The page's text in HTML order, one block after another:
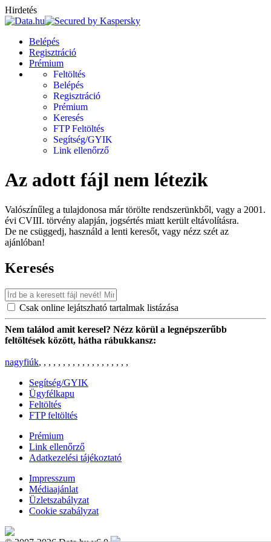
Hirdetés
Belépés
Regisztráció
Prémium
Feltöltés
Belépés
Regisztráció
Prémium
Keresés
FTP Feltöltés
Segítség/GYIK
Link ellenőrző
Az adott fájl nem létezik
Valószínűleg a tulajdonosa már törölte rendszerünkből, vagy a 2001.
évi CVIII. törvény alapján, jogsértés miatt került eltávolításra.
De ne csüggedj, használd a lenti keresőt, vagy nézz szét az
ajánlóban!
Keresés
Csak online lejátszható tartalmak listázása
Nem találod amit keresel? Nézz körül a legnépszerűbb
feltöltések között, hátha rábukkansz:
nagyfiúk, , , , , , , , , , , , , , , , , , ,
Segítség/GYIK
Ügyfélkapu
Feltöltés
FTP feltöltés
Prémium
Link ellenőrző
Adatkezelési tájékoztató
Impresszum
Médiaajánlat
Üzletszabályzat
Cookie szabályzat